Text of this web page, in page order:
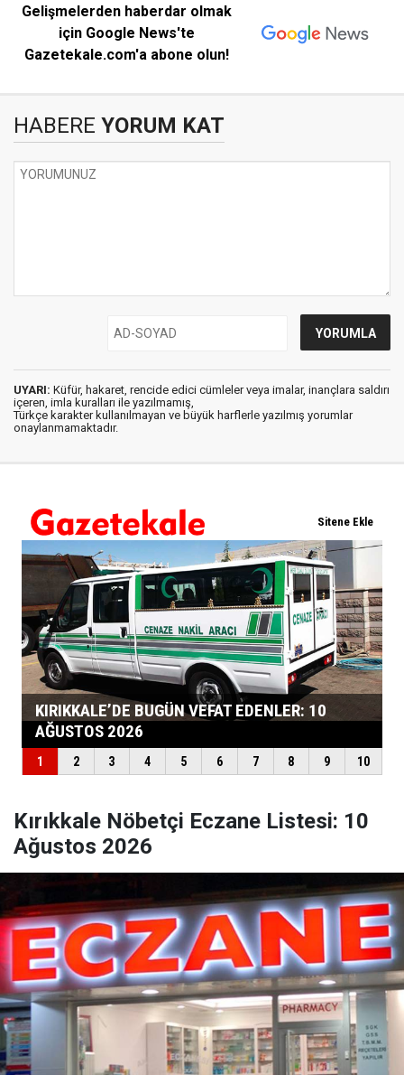
Gelişmelerden haberdar olmak
için Google News'te
Gazetekale.com'a abone olun!
HABERE YORUM KAT
UYARI: Küfür, hakaret, rencide edici cümleler veya imalar, inançlara saldırı
içeren, imla kuralları ile yazılmamış,
Türkçe karakter kullanılmayan ve büyük harflerle yazılmış yorumlar
onaylanmamaktadır.
Kırıkkale Nöbetçi Eczane Listesi: 10
Ağustos 2026